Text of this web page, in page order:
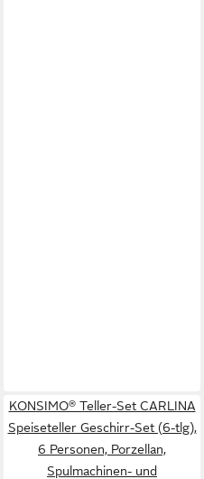
KONSIMO® Teller-Set CARLINA
Speiseteller Geschirr-Set (6-tlg),
6 Personen, Porzellan,
Spulmachinen- und